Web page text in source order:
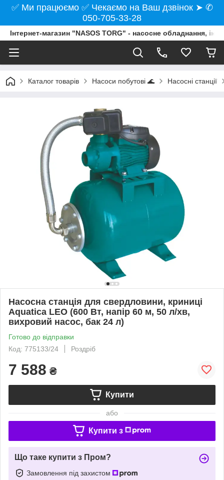
✅ Ми працюємо ✅ Чекаємо на Ваш дзвінок ➤ ✆
050-705-33-28
Інтернет-магазин "NASOS TORG" - насосне обладнання,
Каталог товарів Насоси побутові 🌊 Насосні станції
Насосна станція для свердловини, криниці
Aquatica LEO (600 Вт, напір 60 м, 50 л/хв,
вихровий насос, бак 24 л)
Готово до відправки
Код: 775133/24
Роздріб
7 588 ₴
Купити
або
Купити з
Що таке купити з Пром?
Замовлення під захистом